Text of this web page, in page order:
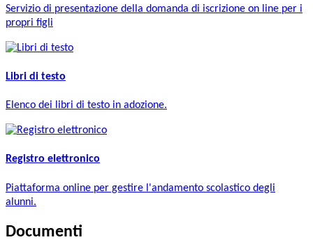
Servizio di presentazione della domanda di iscrizione on line per i
propri figli
Libri di testo
Elenco dei libri di testo in adozione.
Registro elettronico
Piattaforma online per gestire l'andamento scolastico degli
alunni.
Documenti